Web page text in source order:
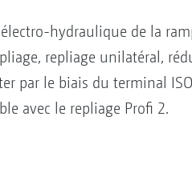
hydraulique de la
repliage unilatéral,
par le biais du terminal
avec le repliage Profi 2.